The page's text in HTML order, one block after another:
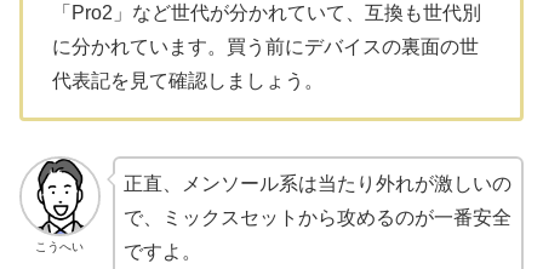
「Pro2」など世代が分かれていて、互換も世代別
に分かれています。買う前にデバイスの裏面の世
代表記を見て確認しましょう。
こうへい
正直、メンソール系は当たり外れが激しいの
で、ミックスセットから攻めるのが一番安全
ですよ。